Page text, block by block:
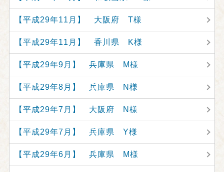
【平成29年11月】 大阪府 T様
【平成29年11月】 香川県 K様
【平成29年9月】 兵庫県 M様
【平成29年8月】 兵庫県 N様
【平成29年7月】 大阪府 N様
【平成29年7月】 兵庫県 Y様
【平成29年6月】 兵庫県 M様